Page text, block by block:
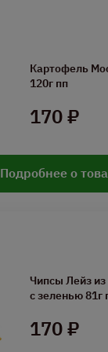
Картофель
120г пп
170 ₽
Подробнее о
Чипсы Лейз
с зеленью 81г
170 ₽